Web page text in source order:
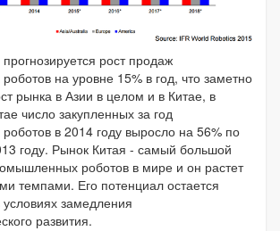
рост продаж
на уровне 15% в год, что заметно
рынка в Азии в целом и в Китае, в
число закупленных за год
в 2014 году выросло на 56% по
году. Рынок Китая - самый большой
роботов в мире и он растет
темпами. Его потенциал остается
замедления
развития.